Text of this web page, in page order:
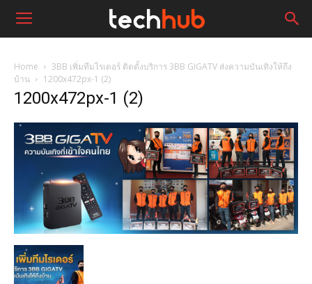
Home
3BB เพิ่มทีมไรเดอร์ ติดตั้งบริการ 3BB GIGATV ส่งความบันเทิงให้ถึง
บ้าน
1200x472px-1 (2)
1200x472px-1 (2)